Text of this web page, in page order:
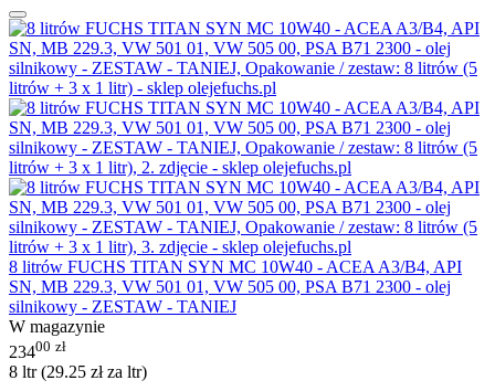
8 litrów FUCHS TITAN SYN MC 10W40 - ACEA A3/B4, API
SN, MB 229.3, VW 501 01, VW 505 00, PSA B71 2300 - olej
silnikowy - ZESTAW - TANIEJ
W magazynie
23400 zł
8 ltr (29.25 złza ltr)